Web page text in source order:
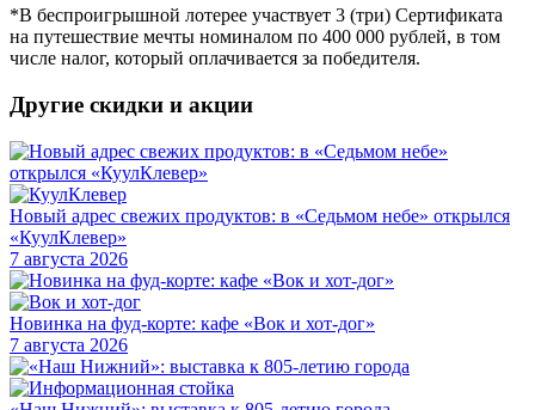
*В беспроигрышной лотерее участвует 3 (три) Сертификата
на путешествие мечты номиналом по 400 000 рублей, в том
числе налог, который оплачивается за победителя.
Другие скидки и акции
Новый адрес свежих продуктов: в «Седьмом небе» открылся
«КуулКлевер»
7 августа 2026
Новинка на фуд-корте: кафе «Вок и хот-дог»
7 августа 2026